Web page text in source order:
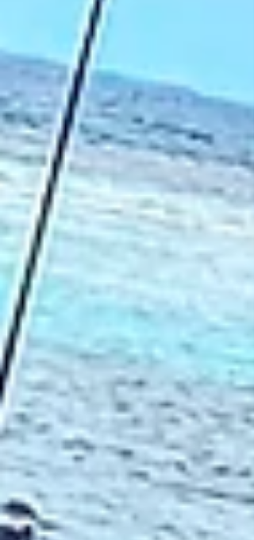
Award ist einer davon – er würdigt die besten 10 %
Erlebnisse weltweit und wird nur an Unternehmen
verliehen, die durchweg hervorragende Bewertu